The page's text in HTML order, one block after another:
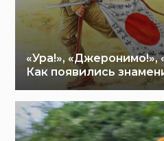
«Ура!», «Джеронимо!»,
Как появились